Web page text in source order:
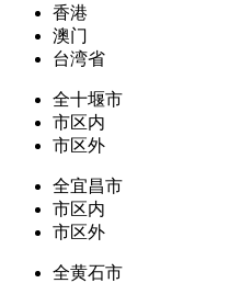
香港
澳门
台湾省
全十堰市
市区内
市区外
全宜昌市
市区内
市区外
全黄石市